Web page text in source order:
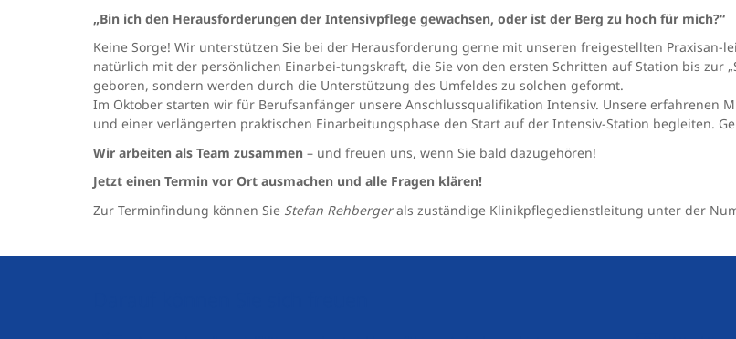
„Bin ich den Herausforderungen der Intensivpflege gewachsen, oder ist der Berg zu hoch für mich?“
Keine Sorge! Wir unterstützen Sie bei der Herausforderung gerne mit unseren freigestellten
natürlich mit der persönlichen Einarbei-tungskraft, die Sie von den ersten Schritten auf Station bis zur
geboren, sondern werden durch die Unterstützung des Umfeldes zu solchen geformt.
Im Oktober starten wir für Berufsanfänger unsere Anschlussqualifikation Intensiv. Unsere
und einer verlängerten praktischen Einarbeitungsphase den Start auf der Intensiv-Station begleiten.
Wir arbeiten als Team zusammen – und freuen uns, wenn Sie bald dazugehören!
Jetzt einen Termin vor Ort ausmachen und alle Fragen klären!
Zur Terminfindung können Sie Stefan Rehbergerals zuständige Klinikpflegedienstleitung unter der